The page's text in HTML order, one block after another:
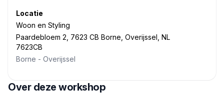
Locatie
Woon en Styling
Paardebloem 2, 7623 CB Borne, Overijssel, NL
7623CB
Borne - Overijssel
Over deze workshop